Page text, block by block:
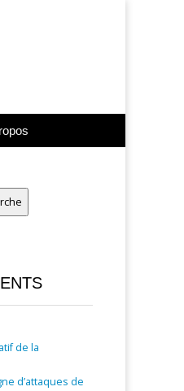
de la
d’attaques de